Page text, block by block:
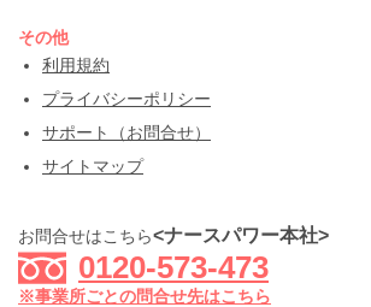
その他
利用規約
プライバシーポリシー
サポート（お問合せ）
サイトマップ
お問合せはこちら<ナースパワー本社>
0120-573-473
※事業所ごとの問合せ先はこちら